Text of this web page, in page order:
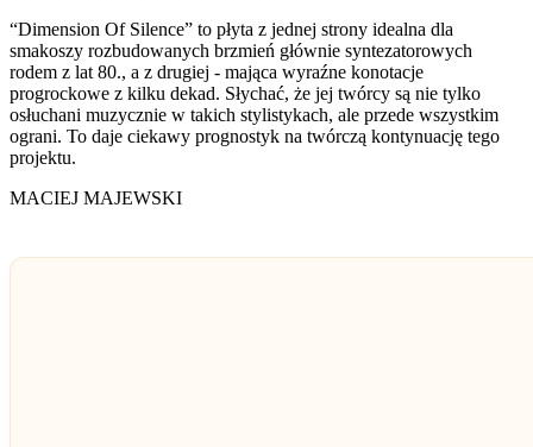
“Dimension Of Silence” to płyta z jednej strony idealna dla
smakoszy rozbudowanych brzmień głównie syntezatorowych
rodem z lat 80., a z drugiej - mająca wyraźne konotacje
progrockowe z kilku dekad. Słychać, że jej twórcy są nie tylko
osłuchani muzycznie w takich stylistykach, ale przede wszystkim
ograni. To daje ciekawy prognostyk na twórczą kontynuację tego
projektu.
MACIEJ MAJEWSKI